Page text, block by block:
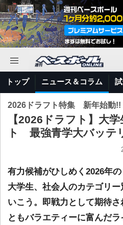
トップ ニュース＆コラム
2026ドラフト特集 新年始動!!
【2026ドラフト】大
ト 最強青学大バッテ
有力候補がひしめく2026年の
大学生、社会人のカテゴリ
いこう。即戦力として期待
ともバラエティーに富んだラ